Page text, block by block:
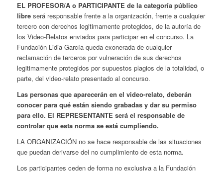
EL PROFESOR/A o PARTICIPANTE de la categoría público
libreserá responsable frente a la organización, frente a cualquier
tercero con derechos legitimamente protegidos, de la autoría de
los Video-Relatos enviados para participar en el concurso. La
Fundación Lidia García queda exonerada de cualquier
reclamación de terceros por vulneración de sus derechos
legitimamente protegidos por supuestos plagios de la totalidad, o
parte, del video-relato presentado al concurso.
Las personas que aparecerán en el video-relato, deberán
conocer para qué están siendo grabadas y dar su permiso
para ello. El REPRESENTANTE será el responsable de
controlar que esta norma se está cumpliendo.
LA ORGANIZACIÓN no se hace responsable de las situaciones
que puedan derivarse del no cumplimiento de esta norma.
Los participantes ceden de forma no exclusiva a la Fundación